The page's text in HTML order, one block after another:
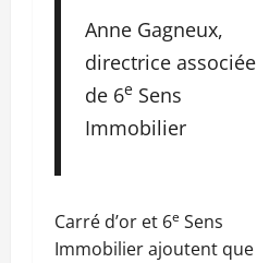
Anne Gagneux,
directrice associée
de 6eSens
Immobilier
Carré d’or et 6e Sens
Immobilier ajoutent que